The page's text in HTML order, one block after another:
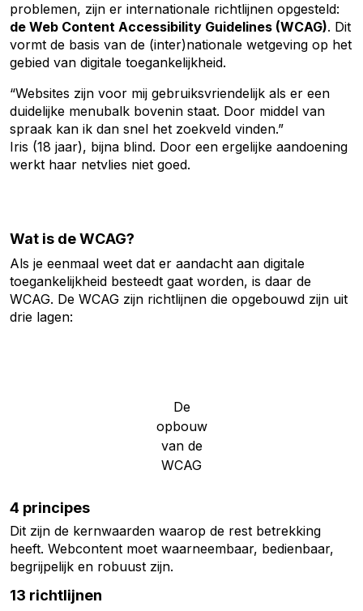
problemen, zijn er internationale richtlijnen opgesteld:
de Web Content Accessibility Guidelines (WCAG). Dit
vormt de basis van de (inter)nationale wetgeving op het
gebied van digitale toegankelijkheid.
“Websites zijn voor mij gebruiksvriendelijk als er een
duidelijke menubalk bovenin staat. Door middel van
spraak kan ik dan snel het zoekveld vinden.”
Iris (18 jaar), bijna blind. Door een ergelijke aandoening
werkt haar netvlies niet goed.
Wat is de WCAG?
Als je eenmaal weet dat er aandacht aan digitale
toegankelijkheid besteedt gaat worden, is daar de
WCAG. De WCAG zijn richtlijnen die opgebouwd zijn uit
drie lagen:
De
opbouw
van de
WCAG
4 principes
Dit zijn de kernwaarden waarop de rest betrekking
heeft. Webcontent moet waarneembaar, bedienbaar,
begrijpelijk en robuust zijn.
13 richtlijnen